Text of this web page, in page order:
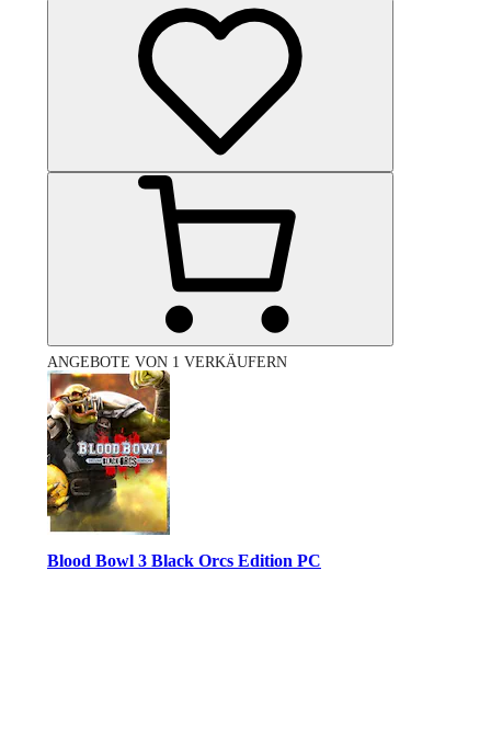
ANGEBOTE VON 1 VERKÄUFERN
Blood Bowl 3 Black Orcs Edition PC